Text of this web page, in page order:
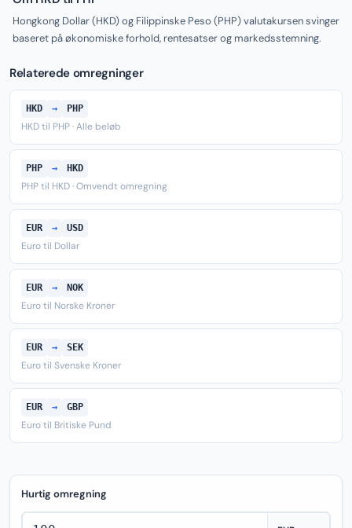
Hongkong Dollar (HKD) og Filippinske Peso (PHP) valutakursen svinger
baseret på økonomiske forhold, rentesatser og markedsstemning.
Relaterede omregninger
HKD → PHP
HKD til PHP · Alle beløb
PHP → HKD
PHP til HKD · Omvendt omregning
EUR → USD
Euro til Dollar
EUR → NOK
Euro til Norske Kroner
EUR → SEK
Euro til Svenske Kroner
EUR → GBP
Euro til Britiske Pund
Hurtig omregning